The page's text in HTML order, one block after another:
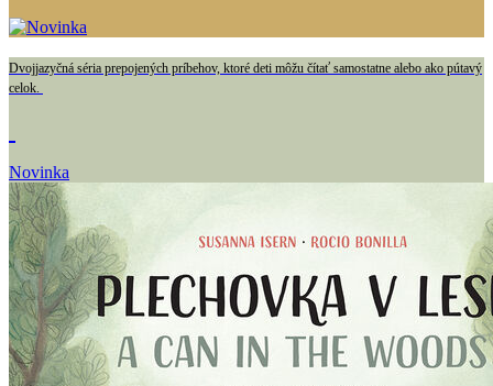
Dvojjazyčná séria prepojených príbehov, ktoré deti môžu čítať samostatne alebo ako pútavý
celok.
Novinka